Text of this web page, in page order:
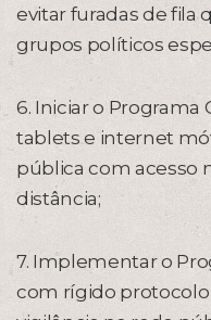
evitar furadas de fila
grupos políticos
6. Iniciar o
tablets e internet
pública com acesso
distância;
7. Implementar o
com rígido protocolo